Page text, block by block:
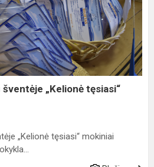
„Kelionė tęsiasi“
„Kelionė tęsiasi“ mokiniai